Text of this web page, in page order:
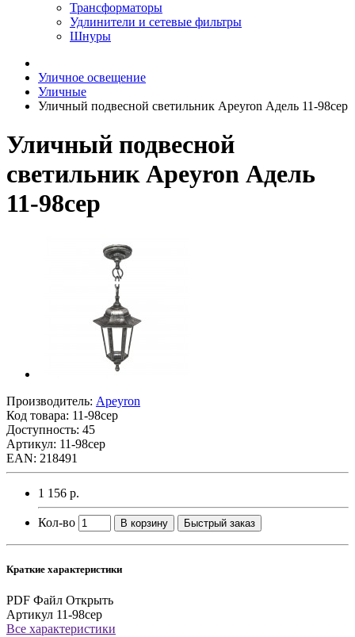
Трансформаторы
Удлинители и сетевые фильтры
Шнуры
Уличное освещение
Уличные
Уличный подвесной светильник Apeyron Адель 11-98сер
Уличный подвесной
светильник Apeyron Адель
11-98сер
Производитель: Apeyron
Код товара: 11-98сер
Доступность: 45
Артикул: 11-98сер
EAN: 218491
1 156 р.
Кол-во В корзину Быстрый заказ
Краткие характеристики
PDF Файл Открыть
Артикул 11-98сер
Все характеристики